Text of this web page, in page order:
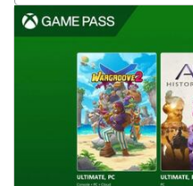
Opens in new window